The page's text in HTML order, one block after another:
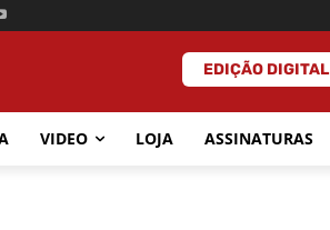
EDIÇÃO DIGITAL
VIDEO LOJA ASSINATURAS